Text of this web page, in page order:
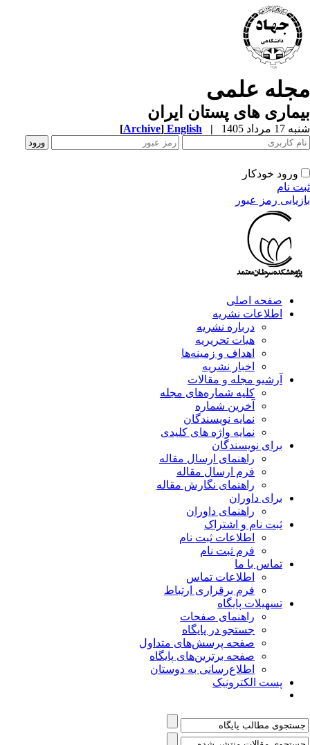
علمی
های پستان ایران
مرداد 1405 |
English
[Archive]
ورود خودکار
نام
رمز عبور
صفحه اصلی
اطلاعات نشریه
درباره نشریه
هیات تحریریه
اهداف و زمینه‌ها
اخبار نشریه
آرشیو مجله و مقالات
کلیه شماره‌های مجله
آخرین شماره
نمایه نویسندگان
نمایه واژه های کلیدی
برای نویسندگان
راهنمای ارسال مقاله
فرم ارسال مقاله
راهنمای نگارش مقاله
برای داوران
راهنمای داوران
ثبت نام و اشتراک
اطلاعات ثبت نام
فرم ثبت نام
تماس با ما
اطلاعات تماس
فرم برقراری ارتباط
تسهیلات پایگاه
راهنمای صفحات
جستجو در پایگاه
صفحه پرسش‌های متداول
صفحه برترین‌های پایگاه
اطلاع‌رسانی به دوستان
پست الکترونیک